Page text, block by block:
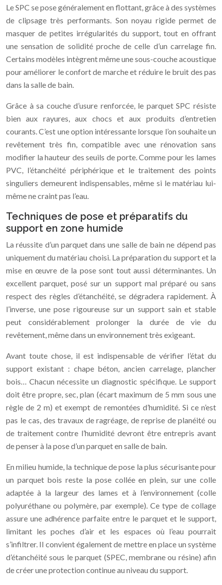
Le SPC se pose généralement en flottant, grâce à des systèmes
de clipsage très performants. Son noyau rigide permet de
masquer de petites irrégularités du support, tout en offrant
une sensation de solidité proche de celle d’un carrelage fin.
Certains modèles intègrent même une sous-couche acoustique
pour améliorer le confort de marche et réduire le bruit des pas
dans la salle de bain.
Grâce à sa couche d’usure renforcée, le parquet SPC résiste
bien aux rayures, aux chocs et aux produits d’entretien
courants. C’est une option intéressante lorsque l’on souhaite un
revêtement très fin, compatible avec une rénovation sans
modifier la hauteur des seuils de porte. Comme pour les lames
PVC, l’étanchéité périphérique et le traitement des points
singuliers demeurent indispensables, même si le matériau lui-
même ne craint pas l’eau.
Techniques de pose et préparatifs du
support en zone humide
La réussite d’un parquet dans une salle de bain ne dépend pas
uniquement du matériau choisi. La préparation du support et la
mise en œuvre de la pose sont tout aussi déterminantes. Un
excellent parquet, posé sur un support mal préparé ou sans
respect des règles d’étanchéité, se dégradera rapidement. À
l’inverse, une pose rigoureuse sur un support sain et stable
peut considérablement prolonger la durée de vie du
revêtement, même dans un environnement très exigeant.
Avant toute chose, il est indispensable de vérifier l’état du
support existant : chape béton, ancien carrelage, plancher
bois… Chacun nécessite un diagnostic spécifique. Le support
doit être propre, sec, plan (écart maximum de 5 mm sous une
règle de 2 m) et exempt de remontées d’humidité. Si ce n’est
pas le cas, des travaux de ragréage, de reprise de planéité ou
de traitement contre l’humidité devront être entrepris avant
de penser à la pose d’un parquet en salle de bain.
En milieu humide, la technique de pose la plus sécurisante pour
un parquet bois reste la pose collée en plein, sur une colle
adaptée à la largeur des lames et à l’environnement (colle
polyuréthane ou polymère, par exemple). Ce type de collage
assure une adhérence parfaite entre le parquet et le support,
limitant les poches d’air et les espaces où l’eau pourrait
s’infiltrer. Il convient également de mettre en place un système
d’étanchéité sous le parquet (SPEC, membrane ou résine) afin
de créer une protection continue au niveau du support.